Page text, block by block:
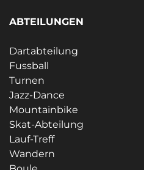
ABTEILUNGEN
Dartabteilung
Fussball
Turnen
Jazz-Dance
Mountainbike
Skat-Abteilung
Lauf-Treff
Wandern